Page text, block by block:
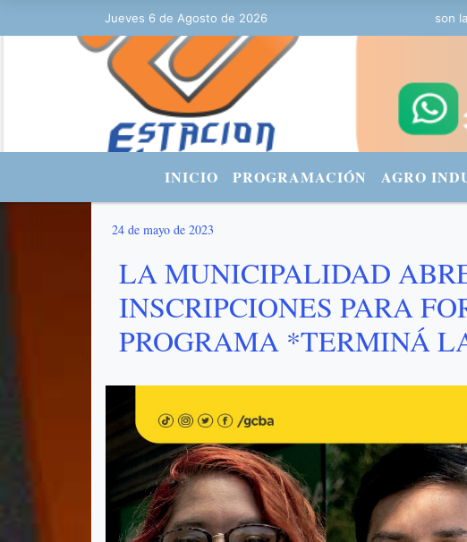
Jueves 6 de Agosto de 2026
Hoy es Jueves 6 de Agosto de 2026 y son las
INICIO PROGRAMACIÓN AGRO
24 de mayo de 2023
LA MUNICIPALIDAD
INSCRIPCIONES PARA
PROGRAMA *TERMINÁ